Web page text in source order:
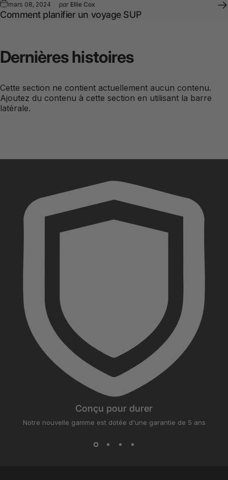
mars 08, 2024 par Ellie Cox
Comment planifier un voyage SUP
Dernièreshistoires
Cette section ne contient actuellement aucun contenu.
Ajoutez du contenu à cette section en utilisant la barre
latérale.
Conçu pour durer
Notre nouvelle gamme est dotée d'une garantie de 5 ans